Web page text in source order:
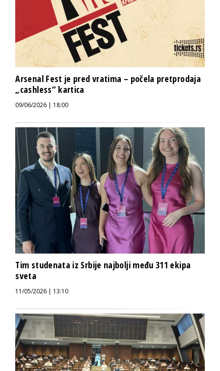
Arsenal Fest je pred vratima – počela pretprodaja
„cashless“ kartica
09/06/2026 | 18:00
Tim studenata iz Srbije najbolji među 311 ekipa
sveta
11/05/2026 | 13:10